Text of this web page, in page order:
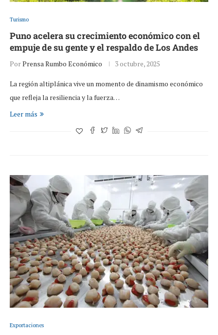
Turismo
Puno acelera su crecimiento económico con el
empuje de su gente y el respaldo de Los Andes
PorPrensa Rumbo Económico 3 octubre, 2025
La región altiplánica vive un momento de dinamismo económico
que refleja la resiliencia y la fuerza…
Leer más
Exportaciones